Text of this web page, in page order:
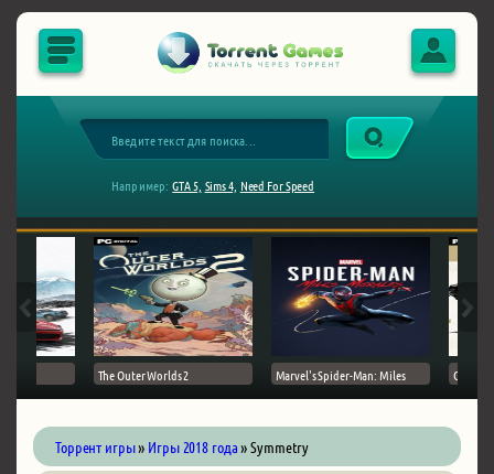
Например: GTA 5, Sims 4, Need For Speed
The Outer Worlds 2 Marvel's Spider-Man: Miles Ghost
Торрент игры» Игры 2018 года» Symmetry